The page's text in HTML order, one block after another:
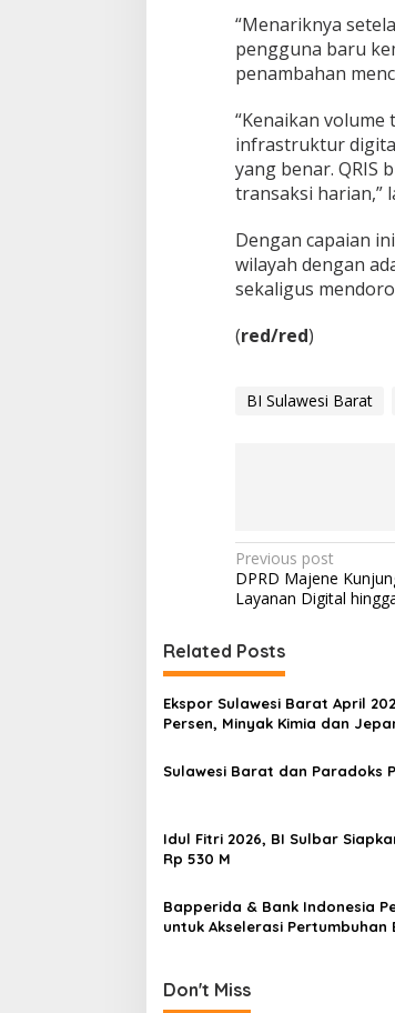
“Menariknya
pengguna baru
penambahan
“Kenaikan volume
infrastruktur
yang benar. QRIS
transaksi harian,”
Dengan capaian
wilayah dengan
sekaligus
(red/red)
BI Sulawesi Barat
P
o
t
n
a
i
a
i
o
Previous post
DPRD Majene
Layanan Digital
Related Posts
Ekspor Sulawesi Barat April
Persen, Minyak Kimia dan
Sulawesi Barat dan Paradoks
Idul Fitri 2026, BI Sulbar
Rp 530 M
Bapperida & Bank Indonesia
untuk Akselerasi Pertumbuhan
Don't Miss